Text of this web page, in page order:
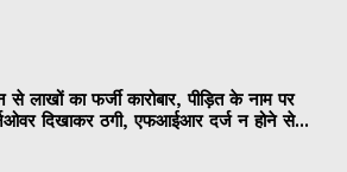
लाखों का फर्जी कारोबार, पीड़ित के नाम पर
दिखाकर ठगी, एफआईआर दर्ज न होने से...